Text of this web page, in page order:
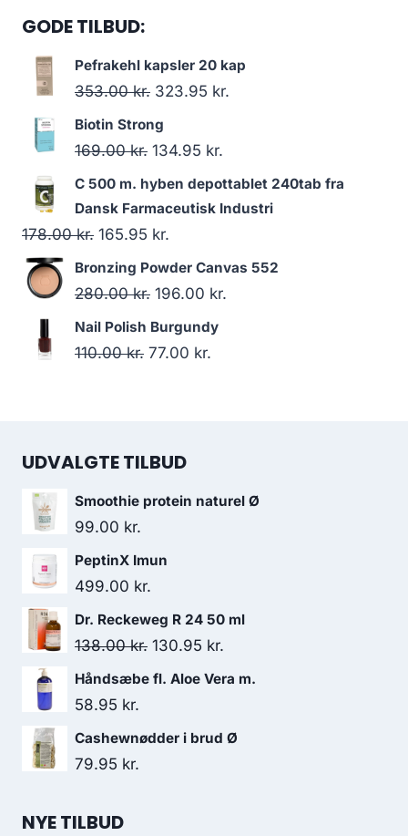
GODE TILBUD:
Pefrakehl kapsler 20 kap
353.00kr. Den
oprindelige
pris
353.00 kr..
323.95 kr.
323.95 kr..
Biotin Strong
169.00kr. Den
oprindelige
pris
var:
169.00 kr..
134.95 kr.
aktuelle
pris
134.95 kr..
C 500 m. hyben depottablet 240tab fra
Dansk Farmaceutisk Industri
178.00kr. Den
oprindelige
pris
178.00 kr..
165.95 kr.
aktuelle
pris
165.95 kr..
Bronzing Powder Canvas 552
280.00kr. Den
oprindelige
pris
196.00 kr.
Nail Polish Burgundy
110.00kr. Den
110.00 kr..
77.00 kr.
UDVALGTE TILBUD
Smoothie protein naturel Ø
99.00 kr.
PeptinX Imun
499.00 kr.
Dr. Reckeweg R 24 50 ml
138.00kr. Den
oprindelige
130.95 kr.
aktuelle
Håndsæbe fl. Aloe Vera m.
58.95 kr.
Cashewnødder i brud Ø
79.95 kr.
NYE TILBUD